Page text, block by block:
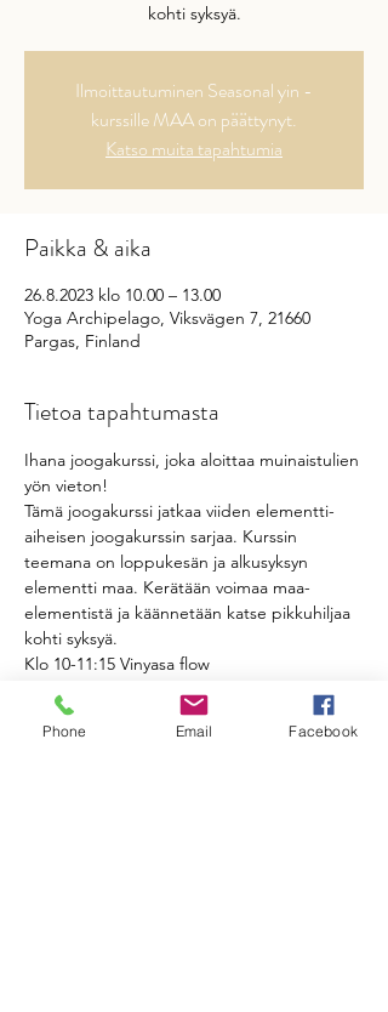
kohti syksyä.
Ilmoittautuminen Seasonal yin -
kurssille MAA on päättynyt.
Katso muita tapahtumia
Paikka & aika
26.8.2023 klo 10.00 – 13.00
Yoga Archipelago, Viksvägen 7, 21660
Pargas, Finland
Tietoa tapahtumasta
Ihana joogakurssi, joka aloittaa muinaistulien
yön vieton!
Tämä joogakurssi jatkaa viiden elementti-
aiheisen joogakurssin sarjaa. Kurssin
teemana on loppukesän ja alkusyksyn
elementti maa. Kerätään voimaa maa-
elementistä ja käännetään katse pikkuhiljaa
kohti syksyä.
Klo 10-11:15 Vinyasa flow
Klo 11:30-13 Yin
Vinyasa flow tunnilla liikumme hengityksen
tahdissa saaden koko kehoon lämpöä
Phone Email Facebook